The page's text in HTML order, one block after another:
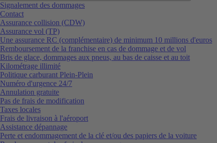
Signalement des dommages
Contact
Assurance collision (CDW)
Assurance vol (TP)
Une assurance RC (complémentaire) de minimum 10 millions d'euros
Remboursement de la franchise en cas de dommage et de vol
Bris de glace, dommages aux pneus, au bas de caisse et au toit
Kilométrage illimité
Politique carburant Plein-Plein
Numéro d'urgence 24/7
Annulation gratuite
Pas de frais de modification
Taxes locales
Frais de livraison à l'aéroport
Assistance dépannage
Perte et endommagement de la clé et/ou des papiers de la voiture